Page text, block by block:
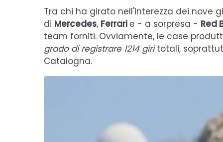
Tra chi ha girato nell'interezza dei nove
di Mercedes, Ferrari e - a sorpresa - Red
team forniti. Ovviamente, le case
grado di registrare 1214 giritotali,
Catalogna.